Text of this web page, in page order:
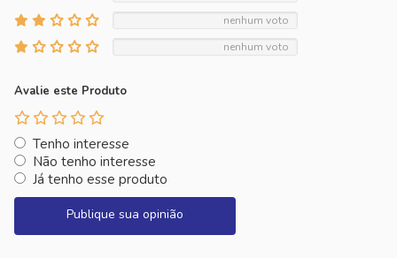
nenhum voto
nenhum voto
Avalie este Produto
Tenho interesse
Não tenho interesse
Já tenho esse produto
Publique sua opinião